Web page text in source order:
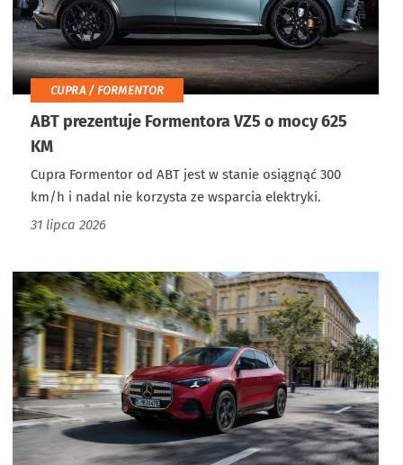
CUPRA / FORMENTOR
ABT prezentuje Formentora VZ5 o mocy 625
KM
Cupra Formentor od ABT jest w stanie osiągnąć 300
km/h i nadal nie korzysta ze wsparcia elektryki.
31 lipca 2026